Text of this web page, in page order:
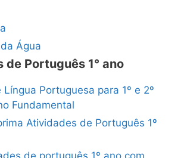
Água
de Português 1° ano
Portuguesa para 1º e 2º
Fundamental
Atividades de Português 1º
de português 1º ano com